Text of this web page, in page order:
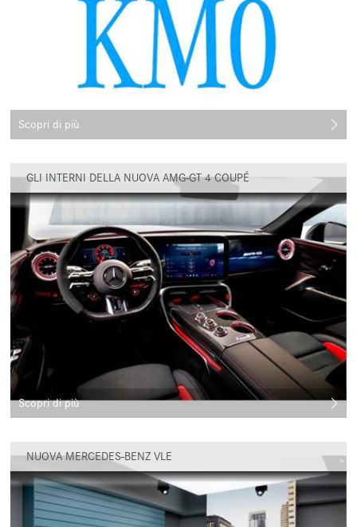
Scopri di più
GLI INTERNI DELLA NUOVA AMG-GT 4 COUPÉ
Scopri di più
NUOVA MERCEDES-BENZ VLE